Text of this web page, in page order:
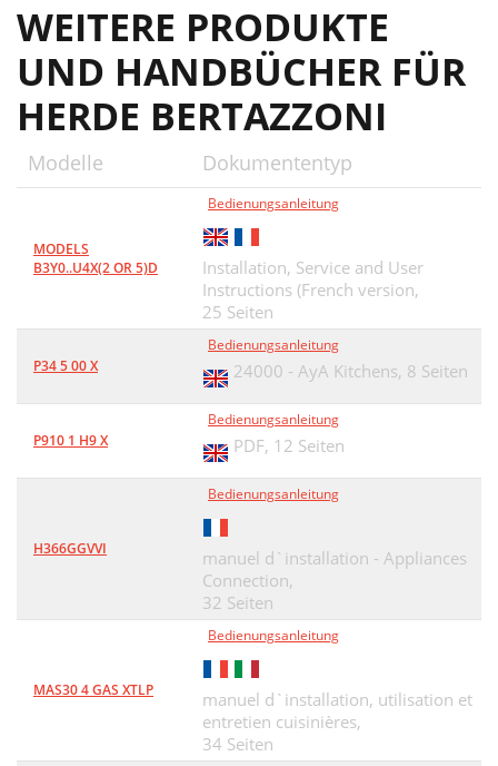
WEITERE PRODUKTE
UND HANDBÜCHER FÜR
HERDE BERTAZZONI
Modelle Dokumententyp
MODELS
B3Y0..U4X(2 OR 5)D
Bedienungsanleitung
Installation, Service and User
Instructions (French version,
25 Seiten
P34 5 00 X
Bedienungsanleitung
24000 - AyA Kitchens, 8 Seiten
P910 1 H9 X
Bedienungsanleitung
PDF, 12 Seiten
H366GGVVI
Bedienungsanleitung
manuel d`installation - Appliances
Connection,
32 Seiten
MAS30 4 GAS XTLP
Bedienungsanleitung
manuel d`installation, utilisation et
entretien cuisinières,
34 Seiten